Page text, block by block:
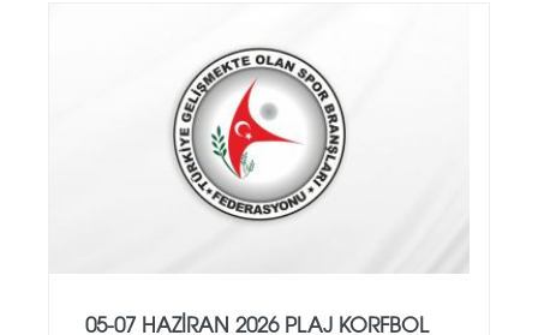
05-07 HAZİRAN 2026 PLAJ KORFBOL